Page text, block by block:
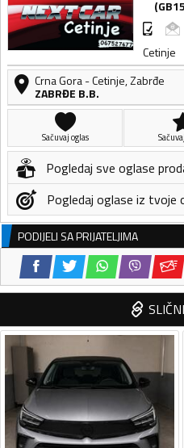
(
Cetinje
Crna Gora-Cetinje,Zabrđe
ZABRĐE B.B.
Sačuvaj oglas
Pogledaj sve oglase
Pogledaj oglase iz tvoje
PODIJELI SA PRIJATELJIMA